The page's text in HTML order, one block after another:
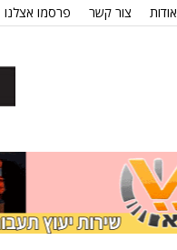
אודות צור קשר פרסמו אצלנו